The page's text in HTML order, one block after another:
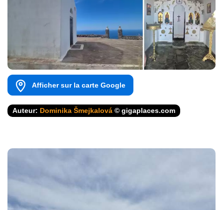
Afficher sur la carte Google
Auteur: Dominika Šmejkalová © gigaplaces.com